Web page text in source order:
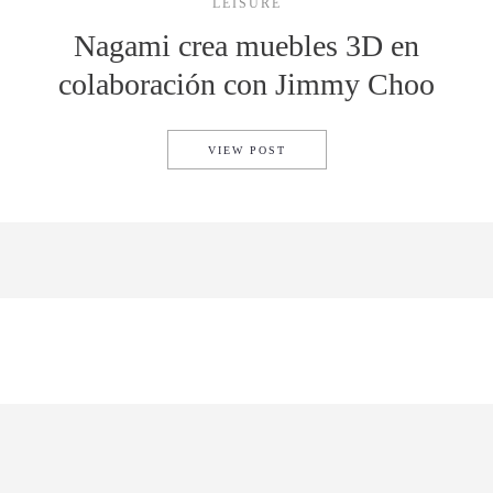
LEISURE
Nagami crea muebles 3D en
colaboración con Jimmy Choo
VIEW POST